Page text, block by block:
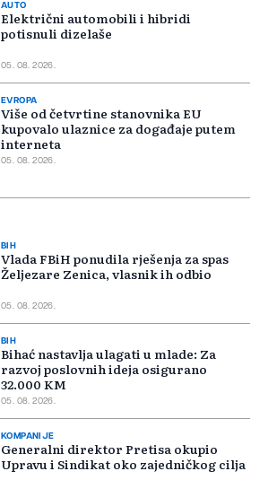
AUTO
Električni automobili i hibridi
potisnuli dizelaše
05. 08. 2026.
EVROPA
Više od četvrtine stanovnika EU
kupovalo ulaznice za događaje putem
interneta
05. 08. 2026.
BIH
Vlada FBiH ponudila rješenja za spas
Željezare Zenica, vlasnik ih odbio
05. 08. 2026.
BIH
Bihać nastavlja ulagati u mlade: Za
razvoj poslovnih ideja osigurano
32.000 KM
05. 08. 2026.
KOMPANIJE
Generalni direktor Pretisa okupio
Upravu i Sindikat oko zajedničkog cilja